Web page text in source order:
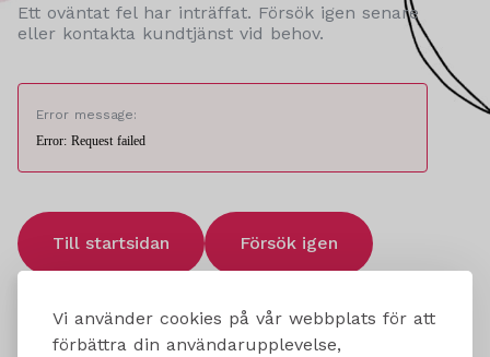
Vi använder cookies på vår webbplats för att
förbättra din användarupplevelse,
Ett oväntat fel har inträffat. Försök igen senare
eller kontakta kundtjänst vid behov.
Error message:
Error: Request failed
Till startsidan Försök igen